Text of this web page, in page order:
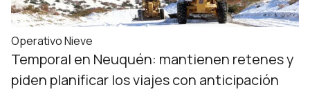
Operativo Nieve
Temporal en Neuquén: mantienen retenes y
piden planificar los viajes con anticipación